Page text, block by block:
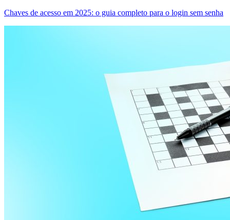
Chaves de acesso em 2025: o guia completo para o login sem senha